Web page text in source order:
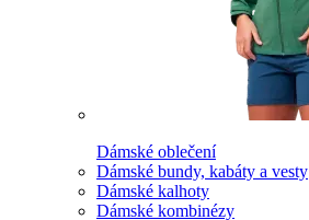
Dámské oblečení
Dámské bundy, kabáty a vesty
Dámské kalhoty
Dámské kombinézy